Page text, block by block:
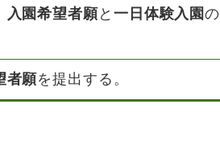
入園希望者願 と 一日体験入園の
者願を提出する。